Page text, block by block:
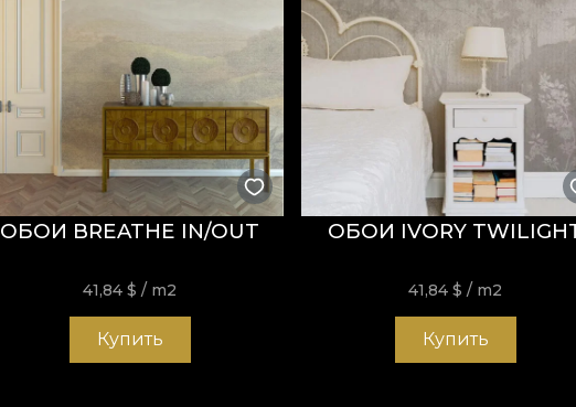
ОБОИ BREATHE IN/OUT
41,84$ / m2
Купить
ОБОИ IVORY
41,84$ / m2
Купить